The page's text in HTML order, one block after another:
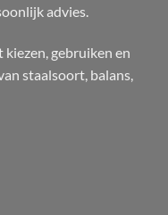
advies.
gebruiken en
staalsoort, balans,